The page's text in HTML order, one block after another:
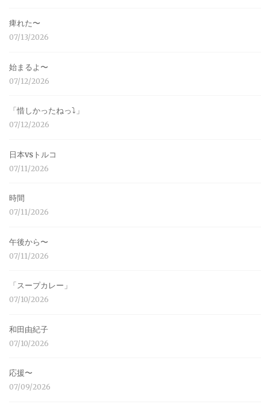
痺れた〜
07/13/2026
始まるよ〜
07/12/2026
「惜しかったねっ⤵︎」
07/12/2026
日本vsトルコ
07/11/2026
時間
07/11/2026
午後から〜
07/11/2026
「スープカレー」
07/10/2026
和田由紀子
07/10/2026
応援〜
07/09/2026